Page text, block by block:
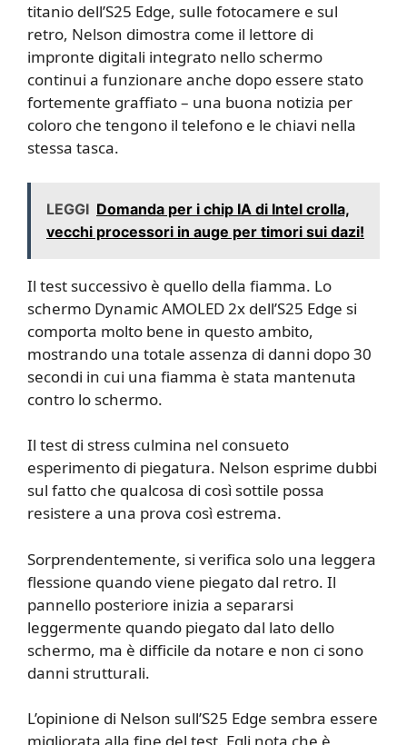
titanio dell’S25 Edge, sulle fotocamere e sul
retro, Nelson dimostra come il lettore di
impronte digitali integrato nello schermo
continui a funzionare anche dopo essere stato
fortemente graffiato – una buona notizia per
coloro che tengono il telefono e le chiavi nella
stessa tasca.
LEGGI Domanda per i chip IA di Intel crolla,
vecchi processori in auge per timori sui dazi!
Il test successivo è quello della fiamma. Lo
schermo Dynamic AMOLED 2x dell’S25 Edge si
comporta molto bene in questo ambito,
mostrando una totale assenza di danni dopo 30
secondi in cui una fiamma è stata mantenuta
contro lo schermo.
Il test di stress culmina nel consueto
esperimento di piegatura. Nelson esprime dubbi
sul fatto che qualcosa di così sottile possa
resistere a una prova così estrema.
Sorprendentemente, si verifica solo una leggera
flessione quando viene piegato dal retro. Il
pannello posteriore inizia a separarsi
leggermente quando piegato dal lato dello
schermo, ma è difficile da notare e non ci sono
danni strutturali.
L’opinione di Nelson sull’S25 Edge sembra essere